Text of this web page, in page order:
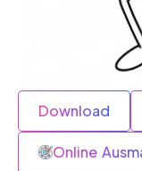
Download
Online